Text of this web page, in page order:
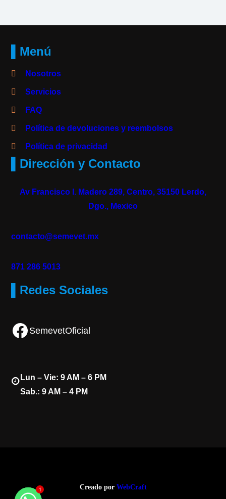
▌Menú
Nosotros
Servicios
FAQ
Política de devoluciones y reembolsos
Política de privacidad
▌Dirección y Contacto
Av Francisco I. Madero 289, Centro, 35150 Lerdo,
Dgo., Mexico
contacto@semevet.mx
871 286 5013
▌Redes Sociales
Facebook SemevetOficial
Lun – Vie: 9 AM – 6 PM
Sab.: 9 AM – 4 PM
Creado por WebCraft
1